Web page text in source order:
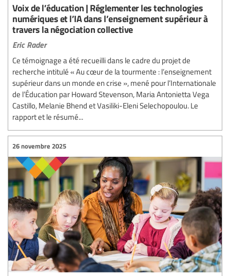
Voix de l’éducation | Réglementer les technologies
numériques et l’IA dans l’enseignement supérieur à
travers la négociation collective
Eric Rader
Ce témoignage a été recueilli dans le cadre du projet de
recherche intitulé « Au cœur de la tourmente : l’enseignement
supérieur dans un monde en crise », mené pour l’Internationale
de l’Éducation par Howard Stevenson, Maria Antonietta Vega
Castillo, Melanie Bhend et Vasiliki-Eleni Selechopoulou. Le
rapport et le résumé...
26 novembre 2025